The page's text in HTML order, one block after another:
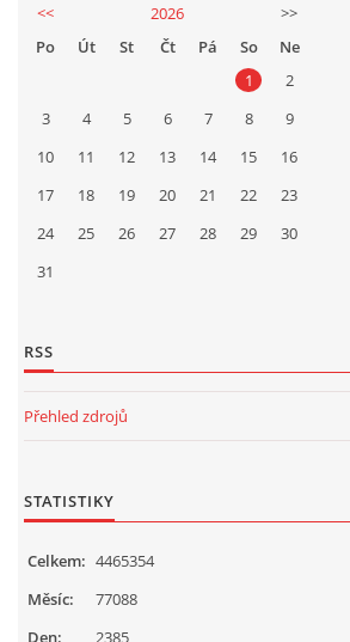
<<
2026
>>
Po
Út St Čt Pá So
Ne
1
2
3
4 5 6 7 8
9
10
11 12 13 14 15
16
17
18 19 20 21 22
23
24
25 26 27 28 29
30
31
RSS
Přehled zdrojů
STATISTIKY
Celkem: 4465354
Měsíc:
77088
Den:
2385